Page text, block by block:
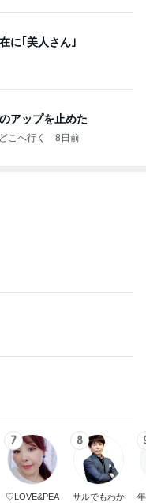
に｢美人さん｣
アップを止めた
こへ行く 8日前
7
♡LOVE&PEA
8
サルでもわか